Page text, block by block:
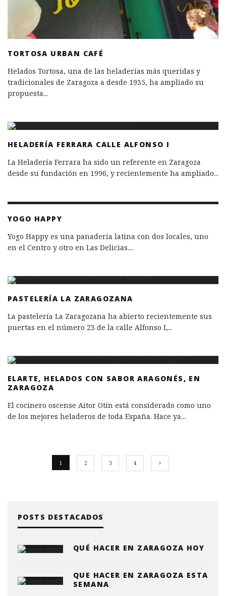
TORTOSA URBAN CAFÉ
Helados Tortosa, una de las heladerías más queridas y
tradicionales de Zaragoza a desde 1935, ha ampliado su
propuesta...
HELADERÍA FERRARA CALLE ALFONSO I
La Heladería Ferrara ha sido un referente en Zaragoza
desde su fundación en 1996, y recientemente ha ampliado...
YOGO HAPPY
Yogo Happy es una panadería latina con dos locales, uno
en el Centro y otro en Las Delicias....
PASTELERÍA LA ZARAGOZANA
La pastelería La Zaragozana ha abierto recientemente sus
puertas en el número 23 de la calle Alfonso I,...
ELARTE, HELADOS CON SABOR ARAGONÉS, EN
ZARAGOZA
El cocinero oscense Aitor Otín está considerado como uno
de los mejores heladeros de toda España. Hace ya...
1 2 3 4
POSTS DESTACADOS
QUÉ HACER EN ZARAGOZA HOY
QUE HACER EN ZARAGOZA ESTA
SEMANA